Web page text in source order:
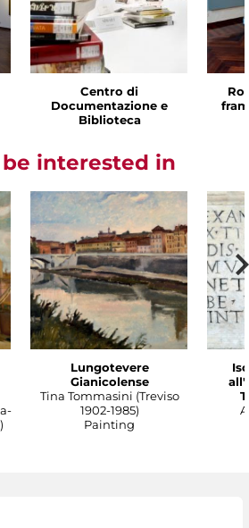
Centro di
Documentazione e
Biblioteca
be interested in
Lungotevere
Gianicolense
Tina Tommasini (Treviso
1902-1985)
Painting